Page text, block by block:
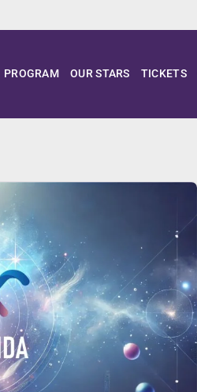
PROGRAM OUR STARS TICKETS